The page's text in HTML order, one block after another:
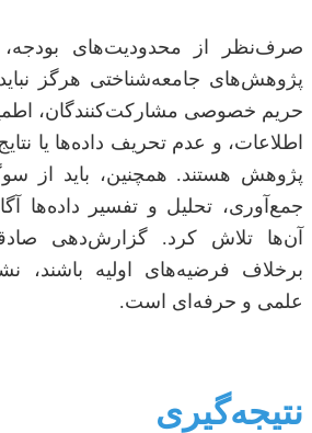
صرف‌نظر از محدودیت‌های بودجه،
پژوهش‌های جامعه‌شناختی هرگز
حریم خصوصی مشارکت‌کنندگان،
اطلاعات، و عدم تحریف داده‌ها یا
پژوهش هستند. همچنین، باید از
جمع‌آوری، تحلیل و تفسیر داده‌ها
آن‌ها تلاش کرد. گزارش‌دهی
برخلاف فرضیه‌های اولیه باشند،
علمی و حرفه‌ای است.
نتیجه‌گیری